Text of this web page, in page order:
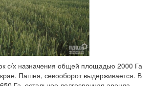
с/х назначения общей площадью 2000 Га
Пашня, севооборот выдерживается. В